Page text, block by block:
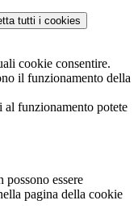
tutti i cookies
cookie consentire.
il funzionamento della
al funzionamento potete
essere
pagina della cookie